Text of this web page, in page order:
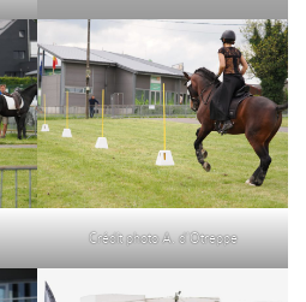
Crédit photo A. d’Otreppe